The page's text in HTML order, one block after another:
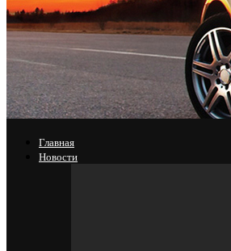
Главная
Новости